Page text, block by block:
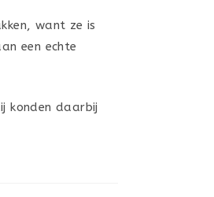
want ze is
een echte
konden daarbij